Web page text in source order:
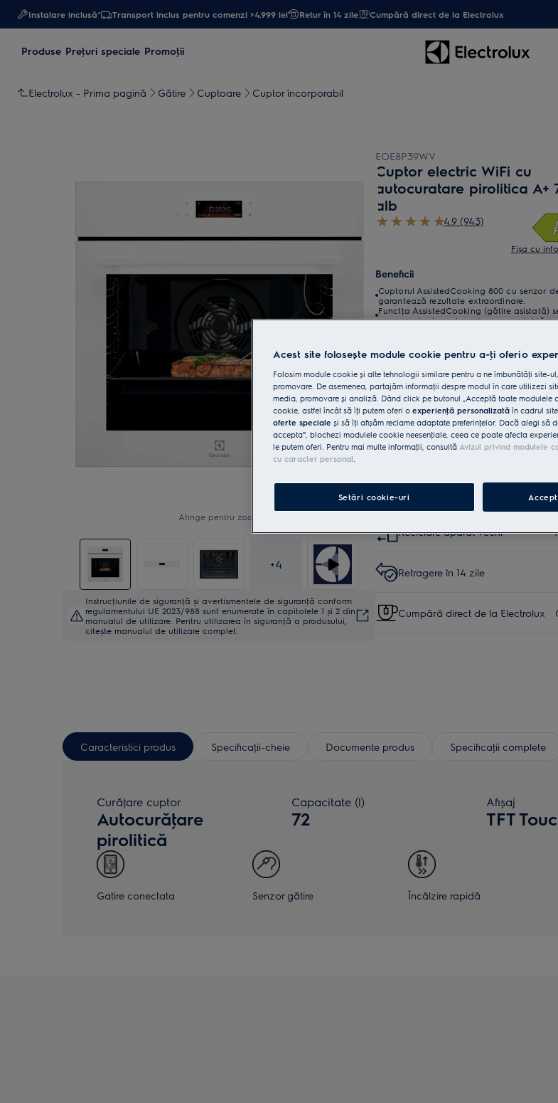
Instalare inclusă* Transport inclus pentru comenzi >4.999 lei Retur în 14 zile Cumpără direct de la Electrolux
Produse Preţuri speciale Promoţii
Electrolux - Prima pagină Gătire Cuptoare Cuptor încorporabil
Atinge pentru zoom
+4
Instrucţiunile de siguranţă și avertismentele de siguranţă conform
regulamentului UE 2023/988 sunt enumerate în capitolele 1 și 2 din
manualul de utilizare. Pentru utilizarea în siguranţă a produsului,
citește manualul de utilizare complet.
EOE8P39WV
Cuptor electric WiFi cu
autocuratare pirolitica A+
alb
4.9 (943)
Fișa cu
Beneficii
Cuptorul AssistedCooking 800 cu senzor
garantează rezultate extraordinare.
Functţa AssistedCooking (gătire asistată)
programul adecvat pentru preparatul tău.
Cumpără de pe www.electrolux.ro și
Livrare inclusă pentru comenzi mai
mari de 4999 lei
Instalare*
Reciclare aparat vechi
Retragere în 14 zile
Cumpără direct de la Electrolux
Caracteristici produs Specificaţii-cheie Documente produs Specificaţii complete
Curăţare cuptor
Autocurăţare
pirolitică
Capacitate (l)
72
Afișaj
TFT
Gatire conectata Senzor gătire Încălzire rapidă
Acest site folosește module cookie pentru a-ţi oferi o
Folosim module cookie și alte tehnologii similare pentru a ne îmbunătăţi site-
promovare. De asemenea, partajăm informaţii despre modul în care utilizezi
media, promovare și analiză. Dând click pe butonul „Acceptă toate modulele
cookie, astfel încât să îţi putem oferi o experienţă personalizată în cadrul
oferte speciale și să îţi afișăm reclame adaptate preferinţelor. Dacă alegi să
accepta”, blochezi modulele cookie neesenţiale, ceea ce poate afecta
le putem oferi. Pentru mai multe informaţii, consultă Avizul privind modulele
cu caracter personal.
Setări cookie-uri